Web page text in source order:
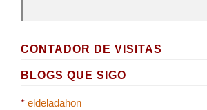
CONTADOR DE VISITAS
BLOGS QUE SIGO
* eldeladahon